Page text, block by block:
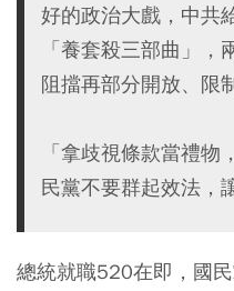
好的政治大戲，中共
「養套殺三部曲」
阻擋再部分開放、限
「拿歧視條款當禮
民黨不要群起效法，
總統就職520在即，國